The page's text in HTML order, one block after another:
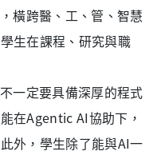
橫跨醫、工、管、智慧
生在課程、研究與職
一定要具備深厚的程式
在Agentic AI協助下，
外，學生除了能與AI一